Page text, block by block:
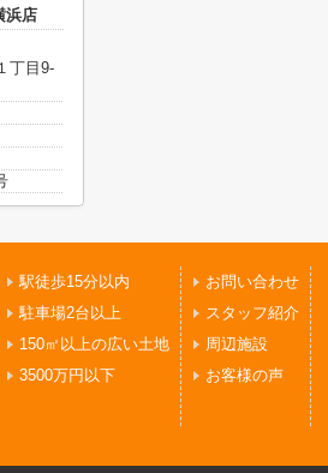
浜店
丁目9-
駅徒歩15分以内
駐車場2台以上
150㎡以上の広い土地
3500万円以下
お問い合わせ
スタッフ紹介
周辺施設
お客様の声